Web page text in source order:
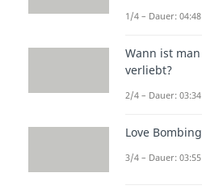
1/4 – Dauer: 04:48
Wann ist man
verliebt?
2/4 – Dauer: 03:34
Love Bombing
3/4 – Dauer: 03:55